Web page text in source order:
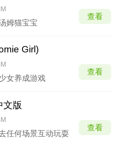
姆猫宝宝
查看
Girl)
女养成游戏
查看
文版
任何场景互动玩耍
查看